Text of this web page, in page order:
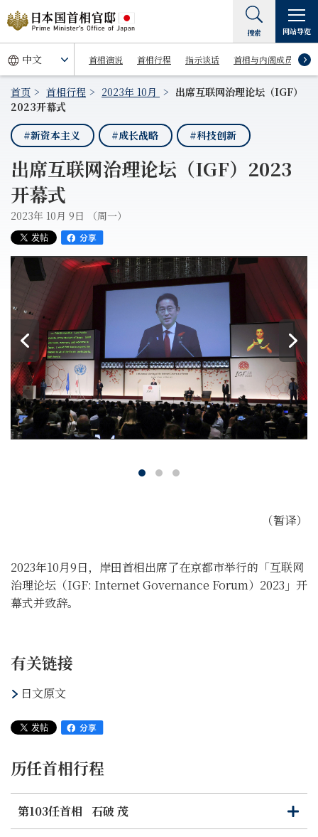
首相演说 首相行程 指示谈话 首相与内阁成员
搜索 网站导览
首页 首相行程 2023年 10月
出席互联网治理论坛（IGF）
2023开幕式
#新资本主义
#成长战略 #科技创新
出席互联网治理论坛（IGF）2023
开幕式
2023年 10月 9日 （周一）
（暂译）
2023年10月9日，岸田首相出席了在京都市举行的「互联网
治理论坛（IGF: Internet Governance Forum）2023」开
幕式并致辞。
有关链接
日文原文
历任首相行程
第103任首相 石破 茂
打
开
关
闭